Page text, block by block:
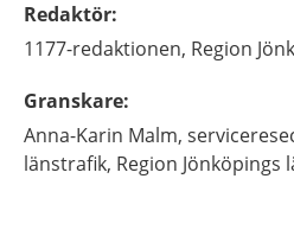
Redaktör:
1177-redaktionen, Region
Granskare:
Anna-Karin Malm,
länstrafik, Region Jönköpings